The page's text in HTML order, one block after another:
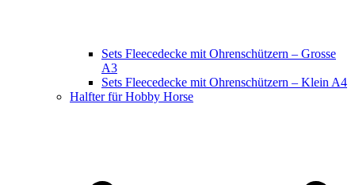
Sets Fleecedecke mit Ohrenschützern – Grosse
A3
Sets Fleecedecke mit Ohrenschützern – Klein A4
Halfter für Hobby Horse